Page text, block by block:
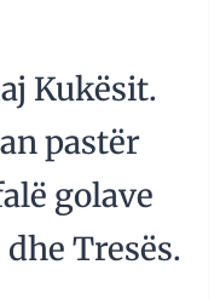
Kukësit.
pastër
golave
Tresës.